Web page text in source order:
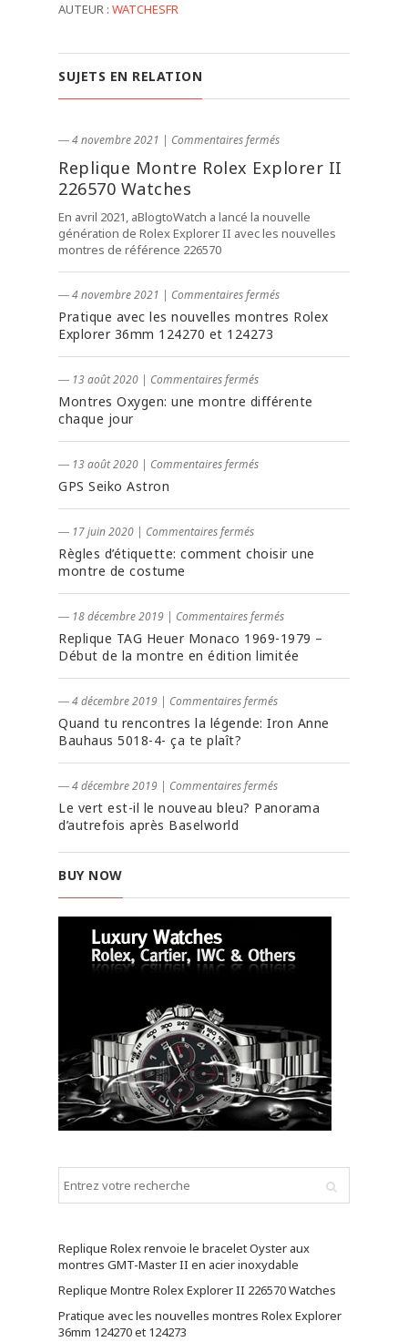
AUTEUR : WATCHESFR
SUJETS EN RELATION
― 4 novembre 2021 Commentaires fermés
Replique Montre Rolex Explorer II
226570 Watches
En avril 2021, aBlogtoWatch a lancé la nouvelle
génération de Rolex Explorer II avec les nouvelles
montres de référence 226570
― 4 novembre 2021 Commentaires fermés
Pratique avec les nouvelles montres Rolex
Explorer 36mm 124270 et 124273
― 13 août 2020 Commentaires fermés
Montres Oxygen: une montre différente
chaque jour
― 13 août 2020 Commentaires fermés
GPS Seiko Astron
― 17 juin 2020 Commentaires fermés
Règles d’étiquette: comment choisir une
montre de costume
― 18 décembre 2019 Commentaires fermés
Replique TAG Heuer Monaco 1969-1979 –
Début de la montre en édition limitée
― 4 décembre 2019 Commentaires fermés
Quand tu rencontres la légende: Iron Anne
Bauhaus 5018-4- ça te plaît?
― 4 décembre 2019 Commentaires fermés
Le vert est-il le nouveau bleu? Panorama
d’autrefois après Baselworld
BUY NOW
Replique Rolex renvoie le bracelet Oyster aux
montres GMT-Master II en acier inoxydable
Replique Montre Rolex Explorer II 226570 Watches
Pratique avec les nouvelles montres Rolex Explorer
36mm 124270 et 124273